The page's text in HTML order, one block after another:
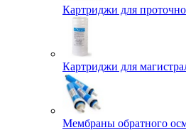
Картриджи для
Картриджи для
Мембраны обратного